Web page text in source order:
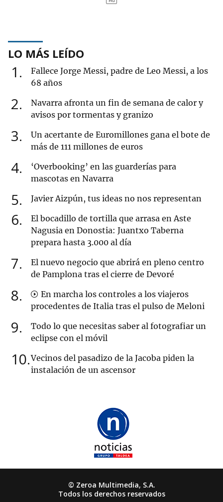
LO MÁS LEÍDO
1
Fallece Jorge Messi, padre de Leo Messi, a los
68 años
2
Navarra afronta un fin de semana de calor y
avisos por tormentas y granizo
3
Un acertante de Euromillones gana el bote de
más de 111 millones de euros
4
‘Overbooking’ en las guarderías para
mascotas en Navarra
5 Javier Aizpún, tus ideas no nos representan
6
El bocadillo de tortilla que arrasa en Aste
Nagusia en Donostia: Juantxo Taberna
prepara hasta 3.000 al día
7
El nuevo negocio que abrirá en pleno centro
de Pamplona tras el cierre de Devoré
8
En marcha los controles a los viajeros
procedentes de Italia tras el pulso de Meloni
9
Todo lo que necesitas saber al fotografiar un
eclipse con el móvil
10 Vecinos del pasadizo de la Jacoba piden la
instalación de un ascensor
© Zeroa Multimedia, S.A.
Todos los derechos reservados